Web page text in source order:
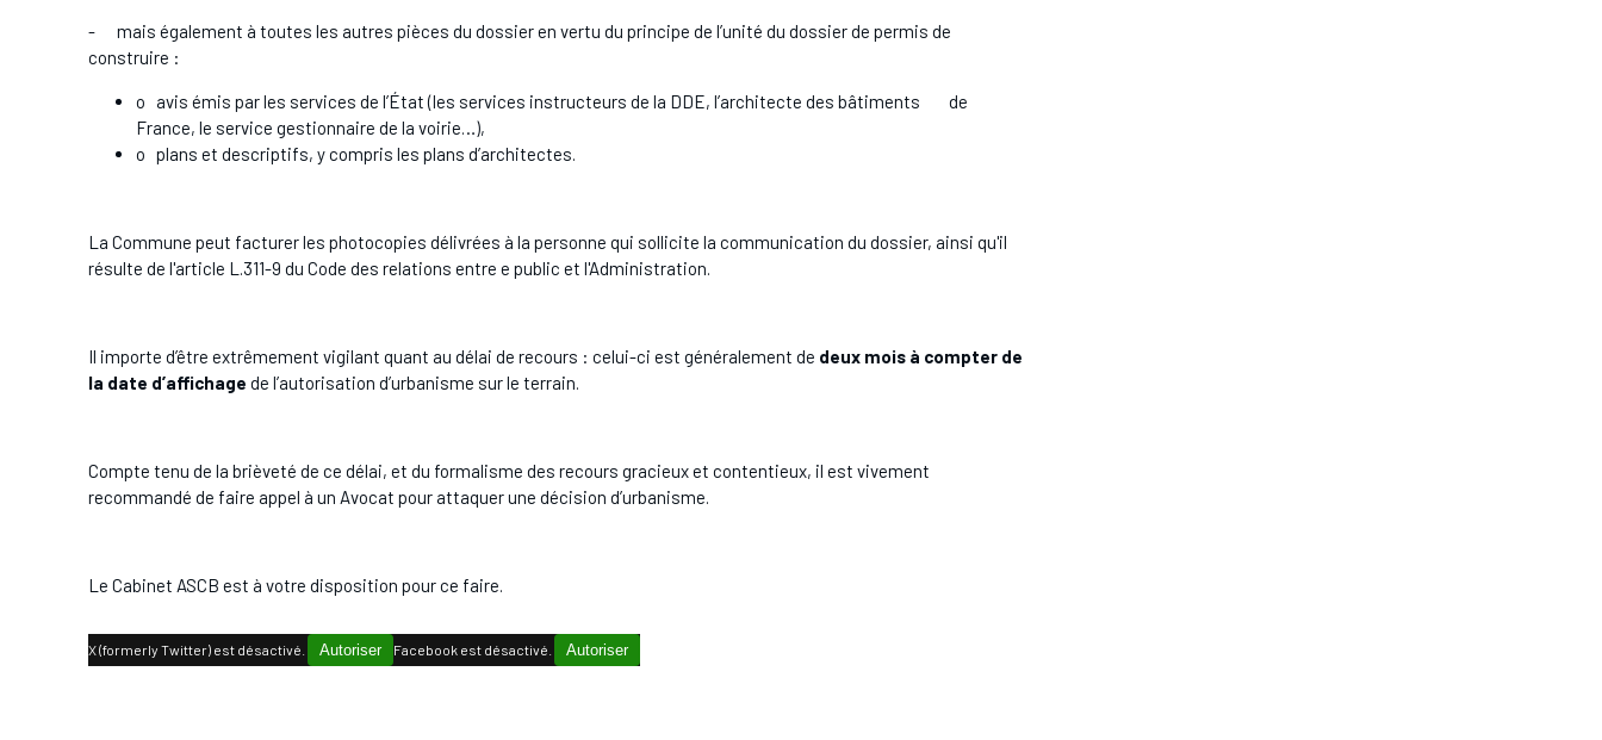
- mais également à toutes les autres pièces du dossier en vertu du principe de l’unité du dossier de permis de
construire :
o avis émis par les services de l’État (les services instructeurs de la DDE, l’architecte des bâtiments de
France, le service gestionnaire de la voirie…),
o plans et descriptifs, y compris les plans d’architectes.
La Commune peut facturer les photocopies délivrées à la personne qui sollicite la communication du dossier, ainsi qu'il
résulte de l'article L.311-9 du Code des relations entre e public et l'Administration.
Il importe d’être extrêmement vigilant quant au délai de recours : celui-ci est généralement de deux mois à compter de
la date d’affichage de l’autorisation d’urbanisme sur le terrain.
Compte tenu de la brièveté de ce délai, et du formalisme des recours gracieux et contentieux, il est vivement
recommandé de faire appel à un Avocat pour attaquer une décision d’urbanisme.
Le Cabinet ASCB est à votre disposition pour ce faire.
X (formerly Twitter) est désactivé. Autoriser Facebook est désactivé. Autoriser